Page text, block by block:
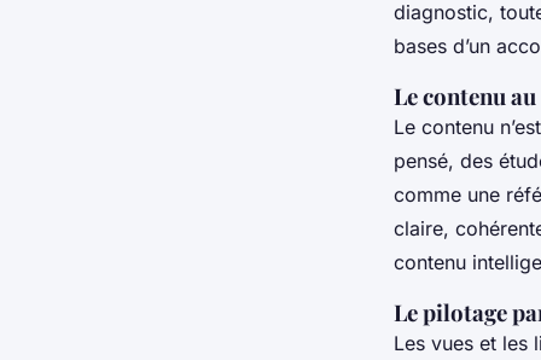
diagnostic,
bases d’un
Le contenu
Le contenu
pensé, des
comme une
claire,
contenu
Le pilotage
Les vues et les